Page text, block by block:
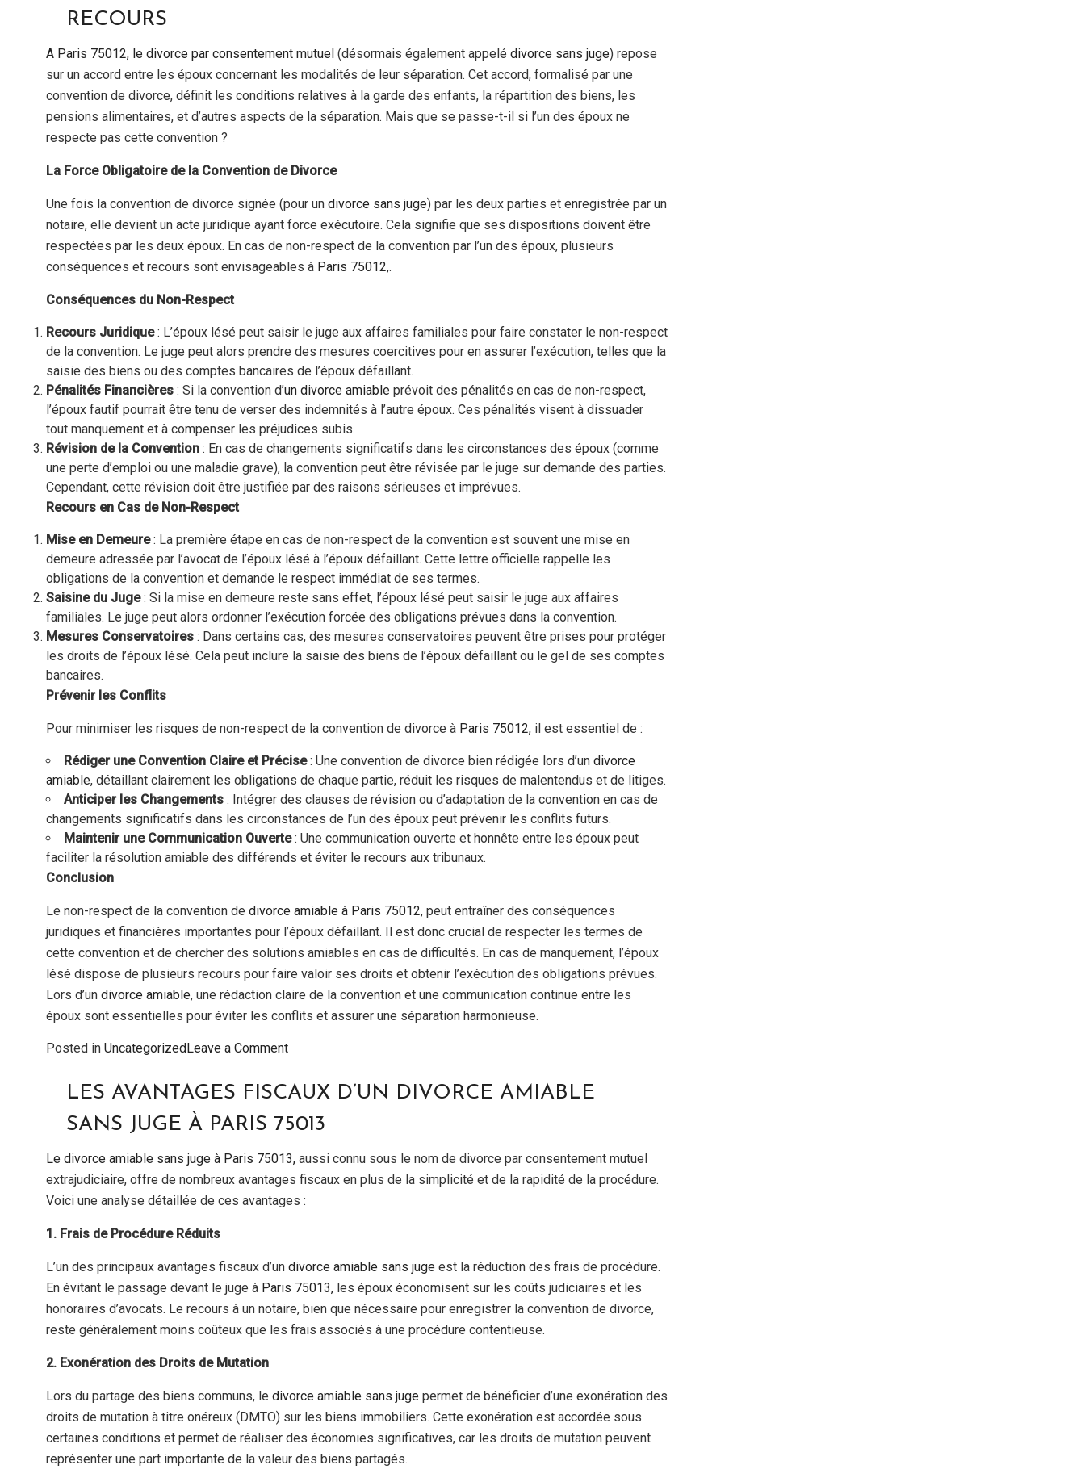
Amiable
à
Paris
RECOURS
A Paris 75012, le divorce par consentement mutuel (désormais également appelé divorce sans juge) repose
sur un accord entre les époux concernant les modalités de leur séparation. Cet accord, formalisé par une
convention de divorce, définit les conditions relatives à la garde des enfants, la répartition des biens, les
pensions alimentaires, et d’autres aspects de la séparation. Mais que se passe-t-il si l’un des époux ne
respecte pas cette convention ?
La Force Obligatoire de la Convention de Divorce
Une fois la convention de divorce signée (pour un divorce sans juge) par les deux parties et enregistrée par un
notaire, elle devient un acte juridique ayant force exécutoire. Cela signifie que ses dispositions doivent être
respectées par les deux époux. En cas de non-respect de la convention par l’un des époux, plusieurs
conséquences et recours sont envisageables à Paris 75012,.
Conséquences du Non-Respect
Recours Juridique: L’époux lésé peut saisir le juge aux affaires familiales pour faire constater le non-respect
de la convention. Le juge peut alors prendre des mesures coercitives pour en assurer l’exécution, telles que la
saisie des biens ou des comptes bancaires de l’époux défaillant.
Pénalités Financières : Si la convention d’un divorce amiable prévoit des pénalités en cas de non-respect,
l’époux fautif pourrait être tenu de verser des indemnités à l’autre époux. Ces pénalités visent à dissuader
tout manquement et à compenser les préjudices subis.
Révision de la Convention : En cas de changements significatifs dans les circonstances des époux (comme
une perte d’emploi ou une maladie grave), la convention peut être révisée par le juge sur demande des parties.
Cependant, cette révision doit être justifiée par des raisons sérieuses et imprévues.
Recours en Cas de Non-Respect
Mise en Demeure: La première étape en cas de non-respect de la convention est souvent une mise en
demeure adressée par l’avocat de l’époux lésé à l’époux défaillant. Cette lettre officielle rappelle les
obligations de la convention et demande le respect immédiat de ses termes.
Saisine du Juge: Si la mise en demeure reste sans effet, l’époux lésé peut saisir le juge aux affaires
familiales. Le juge peut alors ordonner l’exécution forcée des obligations prévues dans la convention.
Mesures Conservatoires : Dans certains cas, des mesures conservatoires peuvent être prises pour protéger
les droits de l’époux lésé. Cela peut inclure la saisie des biens de l’époux défaillant ou le gel de ses comptes
bancaires.
Prévenir les Conflits
Pour minimiser les risques de non-respect de la convention de divorce à Paris 75012, il est essentiel de :
Rédiger une Convention Claire et Précise: Une convention de divorce bien rédigée lors d’un divorce
amiable, détaillant clairement les obligations de chaque partie, réduit les risques de malentendus et de litiges.
Anticiper les Changements : Intégrer des clauses de révision ou d’adaptation de la convention en cas de
changements significatifs dans les circonstances de l’un des époux peut prévenir les conflits futurs.
Maintenir une Communication Ouverte: Une communication ouverte et honnête entre les époux peut
faciliter la résolution amiable des différends et éviter le recours aux tribunaux.
Conclusion
Le non-respect de la convention de divorce amiable à Paris 75012, peut entraîner des conséquences
juridiques et financières importantes pour l’époux défaillant. Il est donc crucial de respecter les termes de
cette convention et de chercher des solutions amiables en cas de difficultés. En cas de manquement, l’époux
lésé dispose de plusieurs recours pour faire valoir ses droits et obtenir l’exécution des obligations prévues.
Lors d’un divorce amiable, une rédaction claire de la convention et une communication continue entre les
époux sont essentielles pour éviter les conflits et assurer une séparation harmonieuse.
Posted in UncategorizedLeave a Commenton
Respect
la
de
Divorce
Amiable
(75012)
Conséquences
et
Recours
LES AVANTAGES FISCAUX D’UN DIVORCE AMIABLE
SANS JUGE À PARIS 75013
Le divorce amiable sans juge à Paris 75013, aussi connu sous le nom de divorce par consentement mutuel
extrajudiciaire, offre de nombreux avantages fiscaux en plus de la simplicité et de la rapidité de la procédure.
Voici une analyse détaillée de ces avantages :
1. Frais de Procédure Réduits
L’un des principaux avantages fiscaux d’un divorce amiable sans juge est la réduction des frais de procédure.
En évitant le passage devant le juge à Paris 75013, les époux économisent sur les coûts judiciaires et les
honoraires d’avocats. Le recours à un notaire, bien que nécessaire pour enregistrer la convention de divorce,
reste généralement moins coûteux que les frais associés à une procédure contentieuse.
2. Exonération des Droits de Mutation
Lors du partage des biens communs, le divorce amiable sans juge permet de bénéficier d’une exonération des
droits de mutation à titre onéreux (DMTO) sur les biens immobiliers. Cette exonération est accordée sous
certaines conditions et permet de réaliser des économies significatives, car les droits de mutation peuvent
représenter une part importante de la valeur des biens partagés.